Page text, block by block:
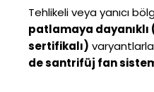
Tehlikeli veya yanıcı
patlamaya dayanıklı
sertifikalı)
de santrifüj fan